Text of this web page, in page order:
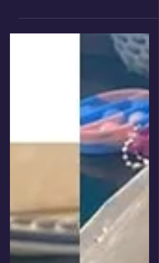
limpieza de invierno libera tu hogar y